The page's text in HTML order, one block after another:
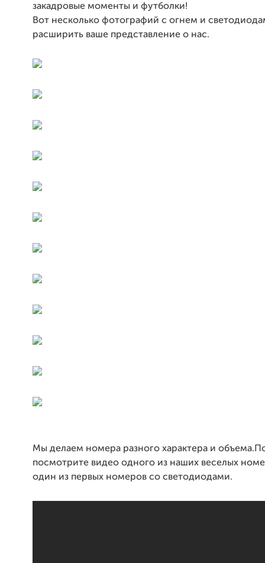
закадровые моменты и футболки!
Вот несколько фотографий с огнем и
расширить ваше представление о нас.
Мы делаем номера разного характера и
посмотрите видео одного из наших веселых
один из первых номеров со светодиодами.